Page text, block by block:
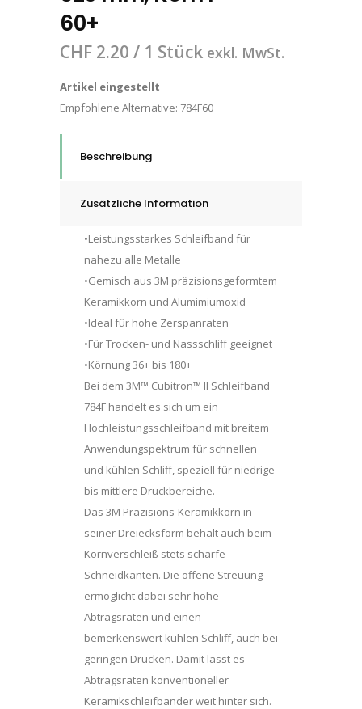
60+
CHF 2.20 / 1 Stück exkl. MwSt.
Artikel eingestellt
Empfohlene Alternative: 784F60
Beschreibung
Zusätzliche Information
•Leistungsstarkes Schleifband für
nahezu alle Metalle
•Gemisch aus 3M präzisionsgeformtem
Keramikkorn und Alumimiumoxid
•Ideal für hohe Zerspanraten
•Für Trocken- und Nassschliff geeignet
•Körnung 36+ bis 180+
Bei dem 3M™ Cubitron™ II Schleifband
784F handelt es sich um ein
Hochleistungsschleifband mit breitem
Anwendungspektrum für schnellen
und kühlen Schliff, speziell für niedrige
bis mittlere Druckbereiche.
Das 3M Präzisions-Keramikkorn in
seiner Dreiecksform behält auch beim
Kornverschleiß stets scharfe
Schneidkanten. Die offene Streuung
ermöglicht dabei sehr hohe
Abtragsraten und einen
bemerkenswert kühlen Schliff, auch bei
geringen Drücken. Damit lässt es
Abtragsraten konventioneller
Keramikschleifbänder weit hinter sich.